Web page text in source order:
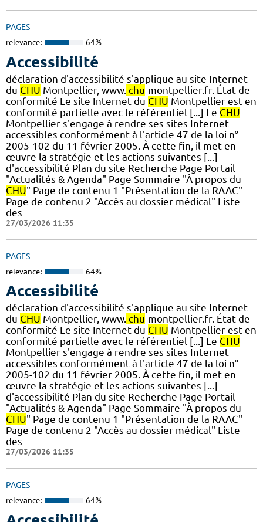
PAGES
relevance: 64%
Accessibilité
déclaration d'accessibilité s'applique au site Internet
du CHU Montpellier, www. chu-montpellier.fr. État de
conformité Le site Internet du CHU Montpellier est en
conformité partielle avec le référentiel [...] Le CHU
Montpellier s'engage à rendre ses sites Internet
accessibles conformément à l'article 47 de la loi n°
2005-102 du 11 février 2005. À cette fin, il met en
œuvre la stratégie et les actions suivantes [...]
d'accessibilité Plan du site Recherche Page Portail
"Actualités & Agenda" Page Sommaire "À propos du
CHU" Page de contenu 1 "Présentation de la RAAC"
Page de contenu 2 "Accès au dossier médical" Liste
des
27/03/2026 11:35
PAGES
relevance: 64%
Accessibilité
déclaration d'accessibilité s'applique au site Internet
du CHU Montpellier, www. chu-montpellier.fr. État de
conformité Le site Internet du CHU Montpellier est en
conformité partielle avec le référentiel [...] Le CHU
Montpellier s'engage à rendre ses sites Internet
accessibles conformément à l'article 47 de la loi n°
2005-102 du 11 février 2005. À cette fin, il met en
œuvre la stratégie et les actions suivantes [...]
d'accessibilité Plan du site Recherche Page Portail
"Actualités & Agenda" Page Sommaire "À propos du
CHU" Page de contenu 1 "Présentation de la RAAC"
Page de contenu 2 "Accès au dossier médical" Liste
des
27/03/2026 11:35
PAGES
relevance: 64%